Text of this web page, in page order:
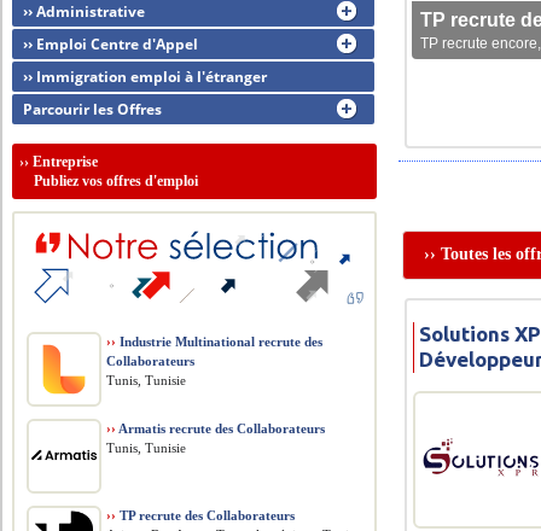
TP recrute
TP recrute
›› Toutes les
Solutions
›› Administrative
›› Emploi Centre d'Appel
›› Immigration emploi à l'étranger
Parcourir les Offres
››Entreprise
Publiez vos offres d'emploi
›› Industrie Multinational recrute des
Collaborateurs
Tunis, Tunisie
›› Armatis recrute des Collaborateurs
Tunis, Tunisie
›› TP recrute des Collaborateurs